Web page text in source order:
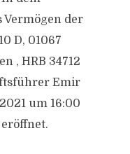
der
D, 01067
, HRB 34712
Emir
um 16:00